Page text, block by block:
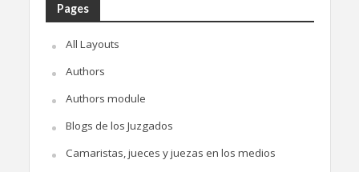
Pages
All Layouts
Authors
Authors module
Blogs de los Juzgados
Camaristas, jueces y juezas en los medios